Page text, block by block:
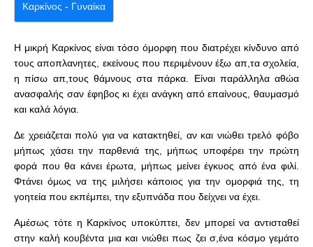
Καρκίνος - Γυναίκα
Η μικρή Καρκίνος είναι τόσο όμορφη που διατρέχει κίνδυνο από
τους αποπλανητες, εκείνους που περιμένουν έξω απ,τα σχολεία,
η πίσω απ,τους θάμνους στα πάρκα. Είναι παράλληλα αθώα
ανασφαλής σαν έφηβος κι έχει ανάγκη από επαίνους, θαυμασμό
και καλά λόγια.
Δε χρειάζεται πολύ για να κατακτηθεί, αν και νιώθει τρελό φόβο
μήπως χάσει την παρθενιά της, μήπως υποφέρει την πρώτη
φορά που θα κάνει έρωτα, μήπως μείνει έγκυος από ένα φιλί.
Φτάνει όμως να της μιλήσει κάποιος για την ομορφιά της, τη
γοητεία που εκπέμπει, την εξυπνάδα που δείχνει να έχει.
Αμέσως τότε η Καρκίνος υποκύπτει, δεν μπορεί να αντισταθεί
στην καλή κουβέντα μια και νιώθει πως ζει σ,ένα κόσμο γεμάτο